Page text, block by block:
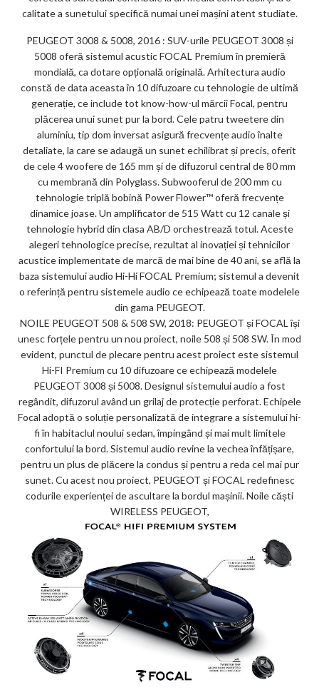
calitate a sunetului specifică numai unei mașini atent studiate.
PEUGEOT 3008 & 5008, 2016 : SUV-urile PEUGEOT 3008 și
5008 oferă sistemul acustic FOCAL Premium în premieră
mondială, ca dotare opțională originală. Arhitectura audio
constă de data aceasta în 10 difuzoare cu tehnologie de ultimă
generație, ce include tot know-how-ul mărcii Focal, pentru
plăcerea unui sunet pur la bord. Cele patru tweetere din
aluminiu, tip dom inversat asigură frecvențe audio înalte
detaliate, la care se adaugă un sunet echilibrat și precis, oferit
de cele 4 woofere de 165 mm și de difuzorul central de 80 mm
cu membrană din Polyglass. Subwooferul de 200 mm cu
tehnologie triplă bobină Power Flower™ oferă frecvențe
dinamice joase. Un amplificator de 515 Watt cu 12 canale și
tehnologie hybrid din clasa AB/D orchestrează totul. Aceste
alegeri tehnologice precise, rezultat al inovației și tehnicilor
acustice implementate de marcă de mai bine de 40 ani, se află la
baza sistemului audio Hi-Hi FOCAL Premium; sistemul a devenit
o referință pentru sistemele audio ce echipează toate modelele
din gama PEUGEOT.
NOILE PEUGEOT 508 & 508 SW, 2018: PEUGEOT și FOCAL își
unesc forțele pentru un nou proiect, noile 508 și 508 SW. În mod
evident, punctul de plecare pentru acest proiect este sistemul
Hi-FI Premium cu 10 difuzoare ce echipează modelele
PEUGEOT 3008 și 5008. Designul sistemului audio a fost
regândit, difuzorul având un grilaj de protecție perforat. Echipele
Focal adoptă o soluție personalizată de integrare a sistemului hi-
fi în habitaclul noului sedan, împingând și mai mult limitele
confortului la bord. Sistemul audio revine la vechea înfățișare,
pentru un plus de plăcere la condus și pentru a reda cel mai pur
sunet. Cu acest nou proiect, PEUGEOT și FOCAL redefinesc
codurile experienței de ascultare la bordul mașinii. Noile căști
WIRELESS PEUGEOT,